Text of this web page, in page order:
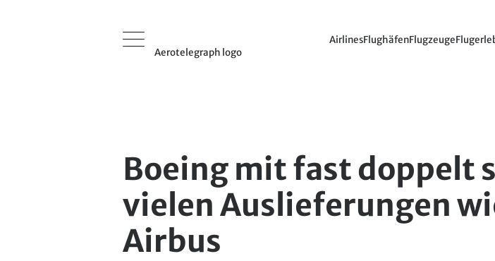
Aerotelegraph logo
AirlinesFlughäfenFlugzeuge
Boeing mit fast doppelt
vielen Auslieferungen
Airbus